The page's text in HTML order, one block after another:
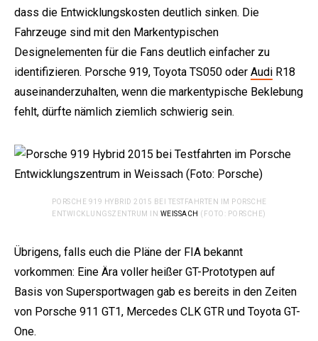
dass die Entwicklungskosten deutlich sinken. Die
Fahrzeuge sind mit den Markentypischen
Designelementen für die Fans deutlich einfacher zu
identifizieren. Porsche 919, Toyota TS050 oder Audi R18
auseinanderzuhalten, wenn die markentypische Beklebung
fehlt, dürfte nämlich ziemlich schwierig sein.
PORSCHE 919 HYBRID 2015 BEI TESTFAHRTEN IM PORSCHE
ENTWICKLUNGSZENTRUM IN WEISSACH (FOTO: PORSCHE)
Übrigens, falls euch die Pläne der FIA bekannt
vorkommen: Eine Ära voller heißer GT-Prototypen auf
Basis von Supersportwagen gab es bereits in den Zeiten
von Porsche 911 GT1, Mercedes CLK GTR und Toyota GT-
One.